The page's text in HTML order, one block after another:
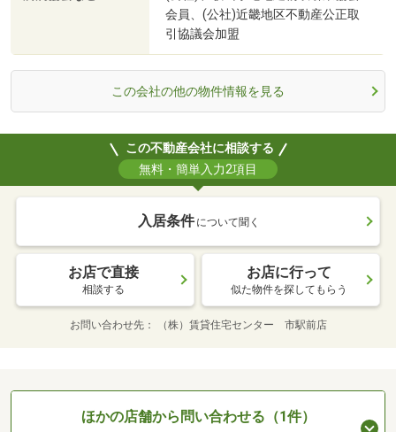
会員、(公社)近畿地区不動産公正取
引協議会加盟
この会社の他の物件情報を見る
この不動産会社に相談する
無料・簡単入力2項目
入居条件 について聞く
お店で直接
相談する
お店に行って
似た物件を探してもらう
お問い合わせ先 （株）賃貸住宅センター 市駅前店
ほかの店舗から問い合わせる（1件）